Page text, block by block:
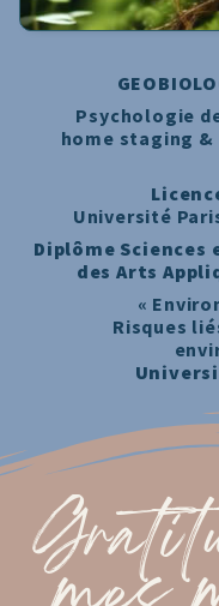
Psychologie
home staging &
Université
Diplôme Sciences
des Arts
«
Risques